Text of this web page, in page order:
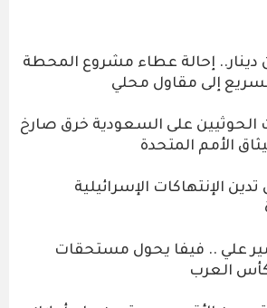
مليون دينار.. إحالة عطاء مشروع المحطة
إلى مقاول محلي
الحوثيين على السعودية خرق صارخ
الأمم المتحدة
الإنتهاكات الإسرائيلية
علي .. فيفا يحول مستحقات
كأس العرب